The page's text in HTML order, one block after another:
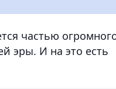
частью
эры. И на это есть